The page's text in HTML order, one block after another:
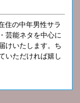
住の中年男性サラ
芸能ネタを中心に
けいたします。ち
いただければ嬉し